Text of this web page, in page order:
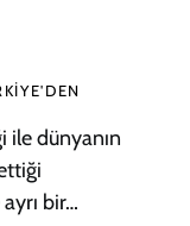
ile dünyanın
bir…